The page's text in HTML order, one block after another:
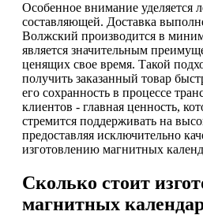
Особенное внимание уделяется
составляющей. Доставка
Волжский производится в
является значительным
ценящих свое время. Такой
получить заказанный товар
его сохранность в процессе
клиентов - главная ценность,
стремится поддерживать на
предоставляя исключительно
изготовлению магнитных
Сколько стоит
магнитных